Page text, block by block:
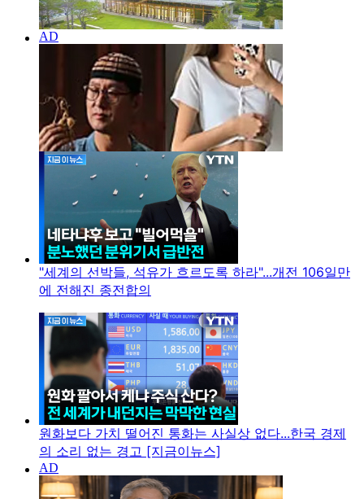
"세계의 선박들, 석유가 흐르도록 하라"...개전 106일만
에 전해진 종전합의
원화보다 가치 떨어진 통화는 사실상 없다...한국 경제
의 소리 없는 경고 [지금이뉴스]